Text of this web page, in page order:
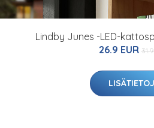
Lindby Junes -LED-
26.9 EUR